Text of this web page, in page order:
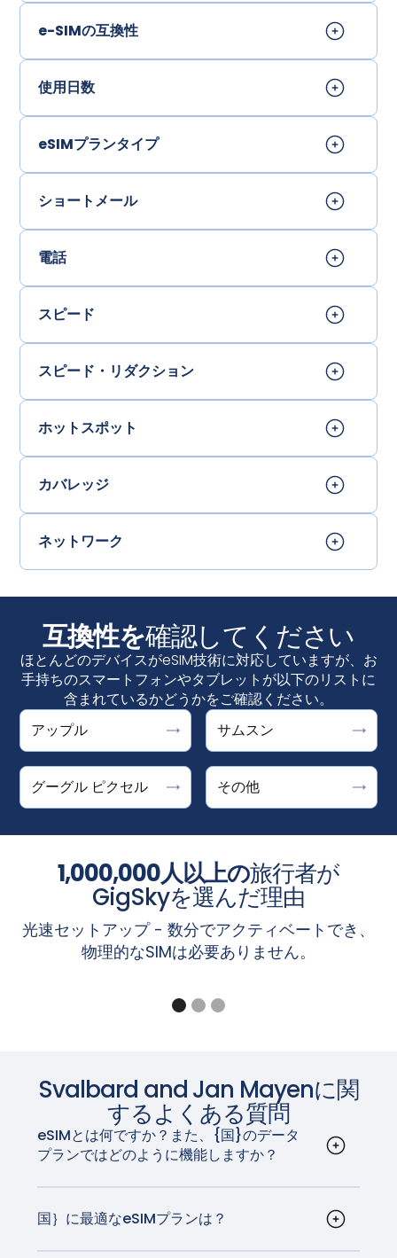
e-SIMの互換性
使用日数
eSIMプランタイプ
ショートメール
電話
スピード
スピード・リダクション
ホットスポット
カバレッジ
ネットワーク
iPhone
iPhone XS、iPhone XS Max、iPhone XR、およ
香港とマカオでは、iPhoneの一部モデルにeSIMが搭載さ
れています。iPhoneがeSIMに対応しているのは、 「設
定」＞「携帯電話」画面で「eSIMを追加」オプションが
表示されている場合です。
れているiPhoneは、ロック解除されています。
iPad Pro 13インチ（M4）Wi-Fi + セルラー*対応
iPad Pro 12.9インチ（第3世代～第6世代）Wi-Fi
+ Cellular
iPad Pro 11インチ（M4）Wi-Fi + セルラー*対応
iPad Pro 11インチ（第1世代～第4世代）Wi-Fi +
Cellular
iPad Air 13インチ（M2）Wi-Fi + セルラー*対応
iPad Air 11インチ（M2）Wi-Fi + セルラー*対応
iPad Air（第3～5世代）Wi-Fi + セルラー
設定＞接続＞SIMマネージャーで
「eSIMを追加」が表示さ
れていれば、お使いのデバイスはeSIMに対応しています。
ギャラクシーS25 / S25+ / S25ウルトラ、ギャラ
クシーS24 / S24+ / S24ウルトラ、ギャラクシー
S21+ / S21ウルトラ、ギャラクシーS20 / S20+ /
S20ウルトラ
Galaxy Z Fold7 / Flip 7、Galaxy Z Fold6 /
Flip6、Galaxy Z Fold5 / Z Flip5、Galaxy Z
Fold4 / Flip4、Galaxy Z Fold3 / Flip3、Galaxy Z
Fold2、Galaxy Z Flip 5G、Galaxy Z Flip、
Galaxy A56 5G、A55（全地域）、A54（欧
ギャラクシーNote20 / Note20 Ultra
ギャラクシー・タブ S10+ / S10 Ultra、ギャラク
シー・タブ S9 / S9+ / S9 Ultra、ギャラクシー・
タブ S9 FE / S9 FE+、ギャラクシー・タブ
Active5
ってはeSIMに対応していない場合があります。お住まいの
地域でお使いのデバイスがこの機能をサポートしているか
Google Pixelは、"代わりにSIMをダウンロードします
か？"と表示されればeSIMに対応しています。設定 > ネッ
トワークとインターネット > SIMs +をタップした後にオプ
ションが表示されます。
ピクセル8、8a、8プロ
ピクセル7、7a、7プロ
ピクセルフォールド
ピクセル6、6a、6プロ
ピクセル5、5a
Pixel 3a、3a XL (東南アジア、日本、Verizon US
のPixel 3aはeSIMに対応していません)
やカナダの通信事業者から購入したPixel 3は、
eSIMでは動作しません)。
Pixel 2、Pixel 2 XL（Google Fiサービスで購入し
た機種のみ）
たPixel 3は、eSIMでは動作しません。
DOOGEE V30 Support ESIM
Honor Magic 4 Pro
ȀMicrosoftSurface Pro X
Motorola Razr 2019, Razr 5G
Planet Gemini PDA - 4G+WiFi
楽天ミニ、Big、Big-S、Hand、Hand 5G
Sharp Aquos Sense6s、Aquos Wish
Sony Xperia 1 IV、Xperia 10 III Lite、Xperia 10 IV
ȀXiaomiMI 12T Pro
互換性を確認してください
ほとんどのデバイスがeSIM技術に対応していますが、お
手持ちのスマートフォンやタブレットが以下のリストに
含まれているかどうかをご確認ください。
アップル
サムスン
グーグル ピクセル その他
1,000,000人以上の旅行者が
GigSkyを選んだ理由
光速セットアップ - 数分でアクティベートでき、
物理的なSIMは必要ありません。
Svalbard and Jan Mayenに関
するよくある質問
eSIMとは何ですか？また、{国}のデータ
プランではどのように機能しますか？
ドなしでモバイルデータプランを有効にすること
国｝に最適なeSIMプランは？